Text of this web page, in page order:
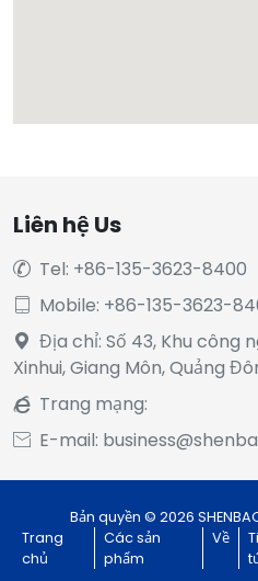
Liên hệ Us
 Tel: +86-135-3623-8400
 Mobile: +86-135-3623-

Địa chỉ: Số 43, Khu công
Xinhui, Giang Môn, Quảng
 Trang mạng:
 E-mail:
Bản quyền © 2026
Trang
chủ
Các sản
phẩm
Về